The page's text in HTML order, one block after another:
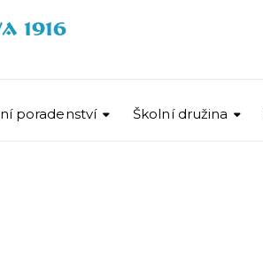
poradenství Školní družina